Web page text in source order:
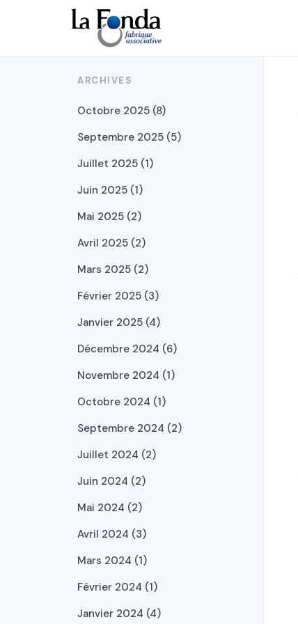
principal
ARCHIVES
Octobre 2025 (8)
Septembre 2025 (5)
Juillet 2025 (1)
Juin 2025 (1)
Mai 2025 (2)
Avril 2025 (2)
Mars 2025 (2)
Février 2025 (3)
Janvier 2025 (4)
Décembre 2024 (6)
Novembre 2024 (1)
Octobre 2024 (1)
Septembre 2024 (2)
Juillet 2024 (2)
Juin 2024 (2)
Mai 2024 (2)
Avril 2024 (3)
Mars 2024 (1)
Février 2024 (1)
Janvier 2024 (4)